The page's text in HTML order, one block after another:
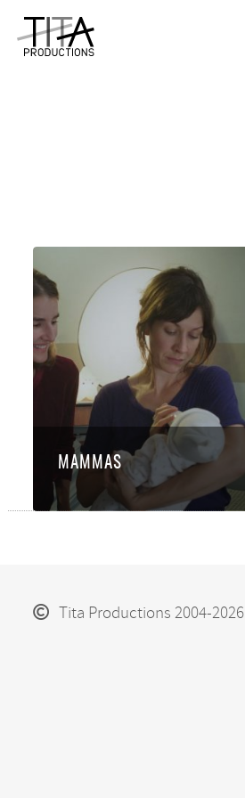
MAMMAS
Tita Productions 2004-2026